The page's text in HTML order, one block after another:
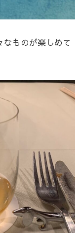
ものが楽しめて